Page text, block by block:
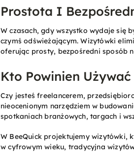
Prostota I
W czasach, gdy wszystko wydaje się
czymś odświeżającym. Wizytówki
oferując prosty, bezpośredni sposób
Kto Powinien
Czy jesteś freelancerem,
nieocenionym narzędziem w
spotkaniach branżowych, targach i
W BeeQuick projektujemy wizytówki,
w cyfrowym wieku, tradycyjna